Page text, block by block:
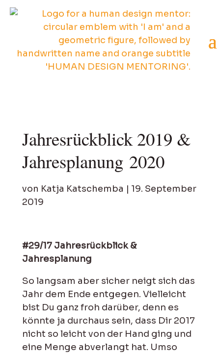
Jahresrückblick 2019 &
Jahresplanung 2020
von Katja Katschemba | 19. September
2019
#29/17 Jahresrückblick &
Jahresplanung
So langsam aber sicher neigt sich das
Jahr dem Ende entgegen. Vielleicht
bist Du ganz froh darüber, denn es
könnte ja durchaus sein, dass Dir 2017
nicht so leicht von der Hand ging und
eine Menge abverlangt hat. Umso